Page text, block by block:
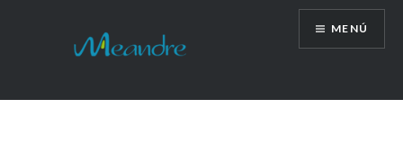
MENÚ